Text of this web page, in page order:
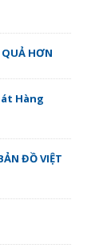
QUẢ HƠN
Hàng
ĐỒ VIỆT